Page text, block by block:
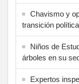
Chavismo y
transición
Niños de
árboles en su
Expertos